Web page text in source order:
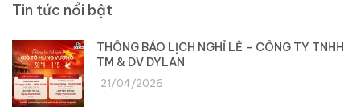
Tin tức nổi bật
THÔNG BÁO LỊCH NGHỈ LỄ – CÔNG TY TNHH
TM & DV DYLAN
21/04/2026